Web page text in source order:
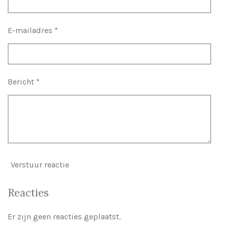
E-mailadres *
Bericht *
Verstuur reactie
Reacties
Er zijn geen reacties geplaatst.